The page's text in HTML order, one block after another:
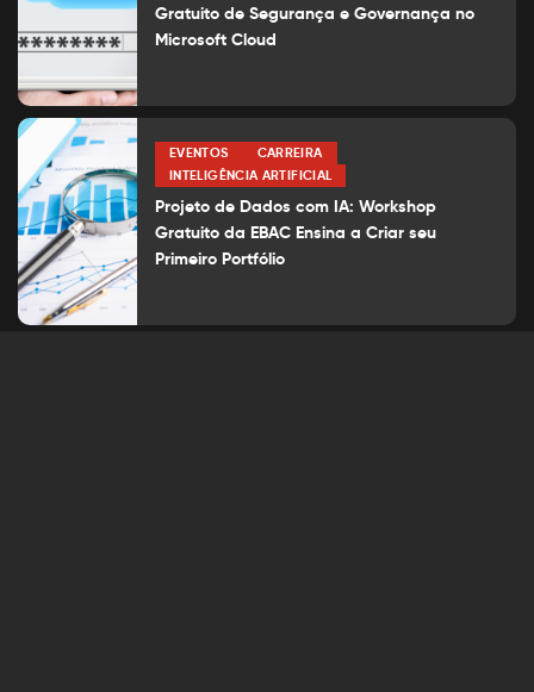
Gratuito de Segurança e Governança no
Microsoft Cloud
EVENTOS
CARREIRA
INTELIGÊNCIA ARTIFICIAL
Projeto de Dados com IA: Workshop
Gratuito da EBAC Ensina a Criar seu
Primeiro Portfólio